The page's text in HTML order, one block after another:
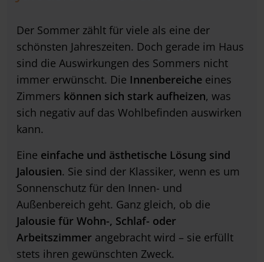
Der Sommer zählt für viele als eine der
schönsten Jahreszeiten. Doch gerade im Haus
sind die Auswirkungen des Sommers nicht
immer erwünscht. Die Innenbereiche eines
Zimmers können sich stark aufheizen, was
sich negativ auf das Wohlbefinden auswirken
kann.
Eine einfache und ästhetische Lösung sind
Jalousien. Sie sind der Klassiker, wenn es um
Sonnenschutz für den Innen- und
Außenbereich geht. Ganz gleich, ob die
Jalousie für Wohn-, Schlaf- oder
Arbeitszimmer angebracht wird – sie erfüllt
stets ihren gewünschten Zweck.